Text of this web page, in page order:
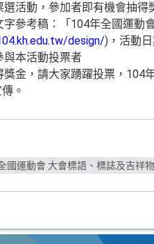
選活動，參加者即有機會抽得
參考稿：「104年全國運動
design/)，活動
與本活動投票者
獎金，請大家踴躍投票，
。
國運動會 大會標語、標誌及吉祥